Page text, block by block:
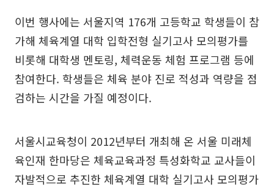
이번 행사에는 서울지역 176개 고등학교 학생들이 참
가해 체육계열 대학 입학전형 실기고사 모의평가를
비롯해 대학생 멘토링, 체력운동 체험 프로그램 등에
참여한다. 학생들은 체육 분야 진로 적성과 역량을 점
검하는 시간을 가질 예정이다.
서울시교육청이 2012년부터 개최해 온 서울 미래체
육인재 한마당은 체육교육과정 특성화학교 교사들이
자발적으로 추진한 체육계열 대학 실기고사 모의평가